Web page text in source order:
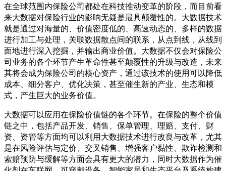
在全球范围内保险公司都处在科技推动变革的阶段，而目前看
来大数据对保险行业的影响无疑是最具颠覆性的。大数据技术
就是通过对海量的、价值密度低的、高速动态的、多样的数据
进行加工与处理，关联数据散点间的联系，从点到线，从线到
面地进行深入挖掘，并输出商业价值。大数据不仅会对保险公
司业务的各个环节产生革命性甚至颠覆性的升级与改造，未来
其将会成为保险公司的核心资产，通过该技术的使用可以降低
成本、细分客户、优化决策，甚至催生新的产业、生态和模
式，产生巨大的业务价值。
大数据可以应用在保险价值链的各个环节。在保险的整个价值
链之中，包括产品开发、销售、保单管理、理赔、支付、财
资、资管等方面均可以利用大数据技术进行改良与改革，尤其
是在风险评估与定价、交叉销售、增强客户黏性、欺诈检测和
索赔预防与缓解等方面会具有更大的潜力，同时大数据作为催